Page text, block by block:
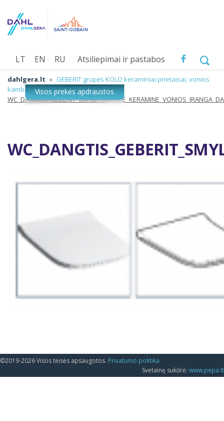
Atsiliepimai ir pastabos
LT EN RU
dahlgera.lt » GEBERIT grupės KOLO keraminiai prietaisai, vonios
kambario įranga »
©2019-2026 Visos teisės apsaugotos. Privatumo politika
Svetainę sukūrė: www.pepa.lt